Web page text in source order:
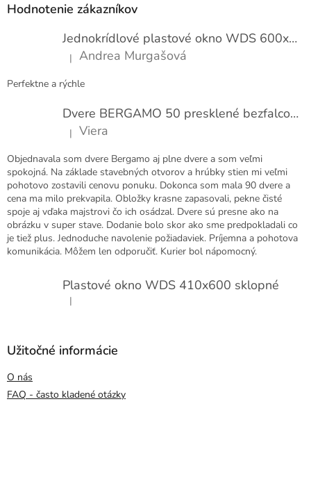
Hodnotenie zákazníkov
Jednokrídlové plastové okno WDS 600x1000
Hodnotenie produktu je 5 z 5 hviezdičiek.
| Andrea Murgašová
Perfektne a rýchle
Dvere BERGAMO 50 presklené bezfalcové EXTRA
Hodnotenie produktu je 5 z 5 hviezdičiek.
| Viera
Objednavala som dvere Bergamo aj plne dvere a som veľmi
spokojná. Na základe stavebných otvorov a hrúbky stien mi veľmi
pohotovo zostavili cenovu ponuku. Dokonca som mala 90 dvere a
cena ma milo prekvapila. Obložky krasne zapasovali, pekne čisté
spoje aj vďaka majstrovi čo ich osádzal. Dvere sú presne ako na
obrázku v super stave. Dodanie bolo skor ako sme predpokladali co
je tiež plus. Jednoduche navolenie požiadaviek. Príjemna a pohotova
komunikácia. Môžem len odporučiť. Kurier bol nápomocný.
Plastové okno WDS 410x600 sklopné
Hodnotenie produktu je 5 z 5 hviezdičiek.
|
Užitočné informácie
O nás
FAQ - často kladené otázky